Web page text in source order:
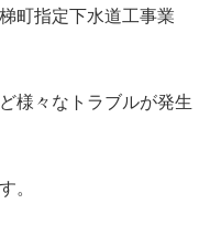
町指定下水道工事業
様々なトラブルが発生
。